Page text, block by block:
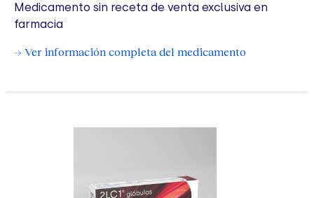
Medicamento sin receta de venta exclusiva en
farmacia
→ Ver información completa del medicamento